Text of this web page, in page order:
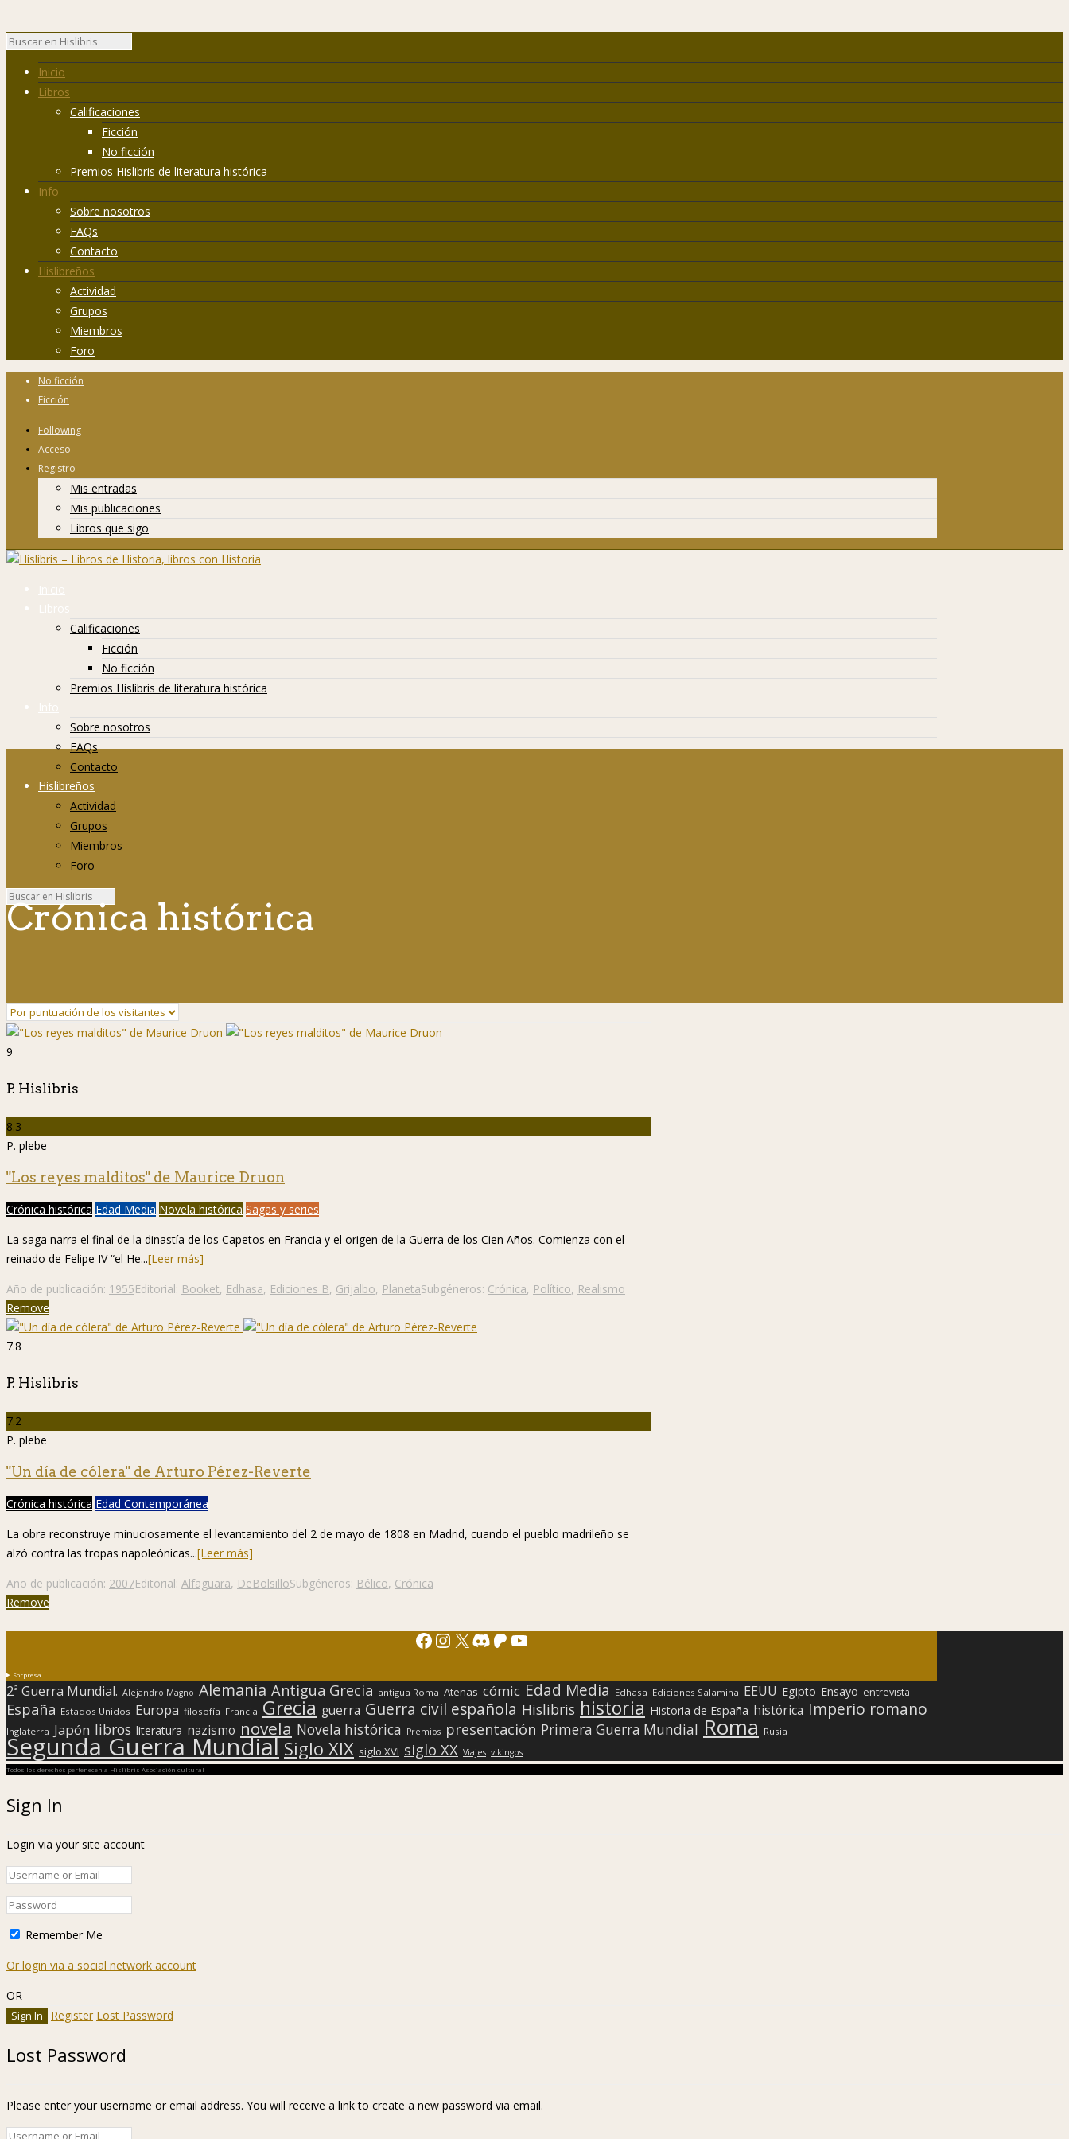
Inicio
Libros
Calificaciones
Ficción
No ficción
Premios Hislibris de literatura histórica
Info
Sobre nosotros
FAQs
Contacto
Hislibreños
Actividad
Grupos
Miembros
Foro
No ficción
Ficción
Following
Acceso
Registro
Mis entradas
Mis publicaciones
Libros que sigo
Inicio
Libros
Calificaciones
Ficción
No ficción
Premios Hislibris de literatura histórica
Info
Sobre nosotros
FAQs
Contacto
Hislibreños
Actividad
Grupos
Miembros
Foro
Crónica histórica
9
P. Hislibris
8.3
P. plebe
"Los reyes malditos" de Maurice Druon
Crónica histórica Edad Media Novela histórica Sagas y series
La saga narra el final de la dinastía de los Capetos en Francia y el origen de la Guerra de los Cien Años. Comienza con el
reinado de Felipe IV “el He...[Leer más]
Año de publicación: 1955Editorial: Booket, Edhasa, Ediciones B, Grijalbo, PlanetaSubgéneros: Crónica, Político, Realismo
Remove
7.8
P. Hislibris
7.2
P. plebe
"Un día de cólera" de Arturo Pérez-Reverte
Crónica histórica Edad Contemporánea
La obra reconstruye minuciosamente el levantamiento del 2 de mayo de 1808 en Madrid, cuando el pueblo madrileño se
alzó contra las tropas napoleónicas...[Leer más]
Año de publicación: 2007Editorial: Alfaguara, DeBolsilloSubgéneros: Bélico, Crónica
Remove
Facebook
Instagram
X Discord
Patreon
YouTube
Sorpresa
2ª Guerra Mundial. Alejandro Magno Alemania Antigua Grecia antigua Roma Atenas cómic Edad Media Edhasa Ediciones Salamina EEUU Egipto Ensayo entrevista
España Estados Unidos Europa filosofía Francia Grecia guerra Guerra civil española Hislibris historia Historia de España histórica Imperio romano
Inglaterra Japón libros literatura nazismo novela Novela histórica Premios presentación Primera Guerra Mundial Roma Rusia
Segunda Guerra Mundial Siglo XIX siglo XVI siglo XX Viajes vikingos
Todos los derechos pertenecen a Hislibris Asociación cultural
Sign In
Login via your site account
Remember Me
Or login via a social network account
OR
Register Lost Password
Lost Password
Please enter your username or email address. You will receive a link to create a new password via email.